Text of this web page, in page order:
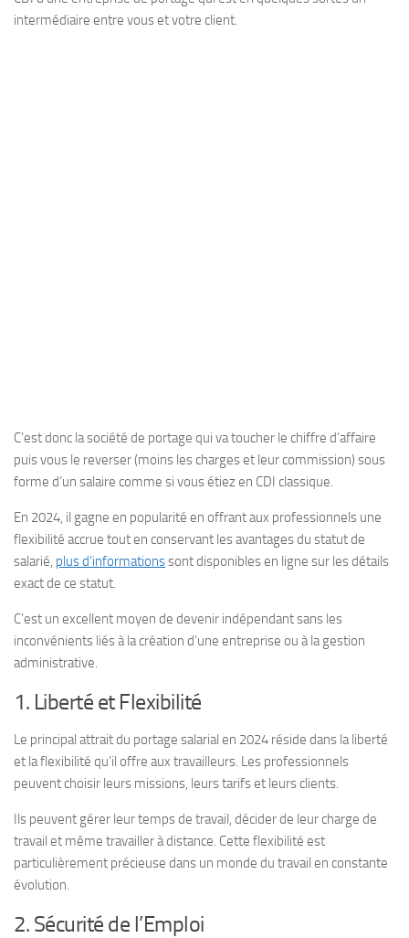
intermédiaire entre vous et votre client.
C’est donc la société de portage qui va toucher le chiffre d’affaire
puis vous le reverser (moins les charges et leur commission) sous
forme d’un salaire comme si vous étiez en CDI classique.
En 2024, il gagne en popularité en offrant aux professionnels une
flexibilité accrue tout en conservant les avantages du statut de
salarié, plus d’informationssont disponibles en ligne sur les détails
exact de ce statut.
C’est un excellent moyen de devenir indépendant sans les
inconvénients liés à la création d’une entreprise ou à la gestion
administrative.
1. Liberté et Flexibilité
Le principal attrait du portage salarial en 2024 réside dans la liberté
et la flexibilité qu’il offre aux travailleurs. Les professionnels
peuvent choisir leurs missions, leurs tarifs et leurs clients.
Ils peuvent gérer leur temps de travail, décider de leur charge de
travail et même travailler à distance. Cette flexibilité est
particulièrement précieuse dans un monde du travail en constante
évolution.
2. Sécurité de l’Emploi